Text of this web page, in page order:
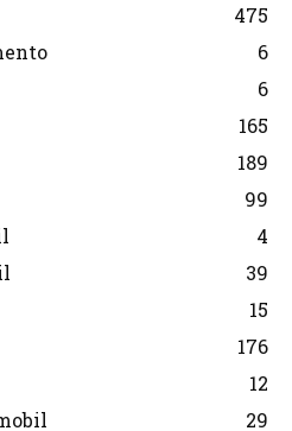
475
6
6
165
189
99
4
39
15
176
12
29